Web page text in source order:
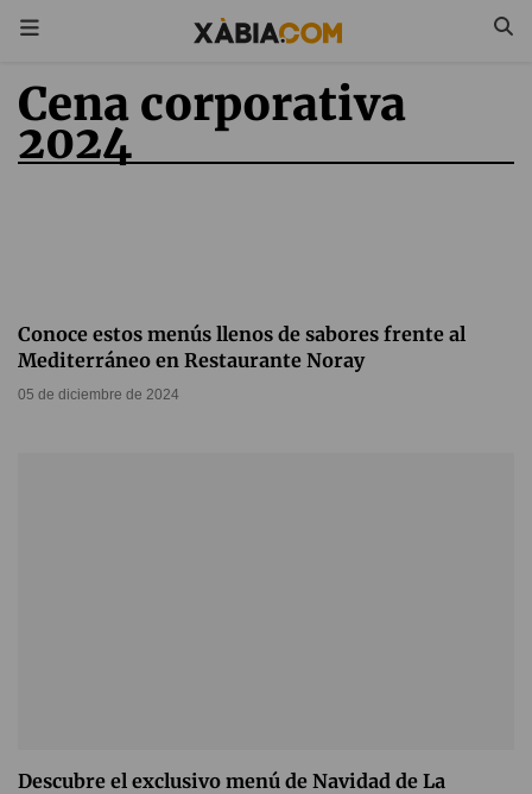
Cena corporativa
2024
Conoce estos menús llenos de sabores frente al
Mediterráneo en Restaurante Noray
05 de diciembre de 2024
Descubre el exclusivo menú de Navidad de La